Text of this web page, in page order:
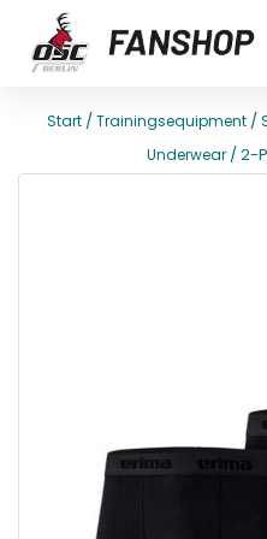
Start /Trainingsequipment /
Underwear/ 2-